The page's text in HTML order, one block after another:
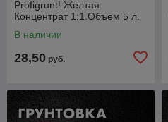
Profigrunt! Желтая.
Концентрат 1:1.Объем 5 л.
В наличии
28,50 руб.